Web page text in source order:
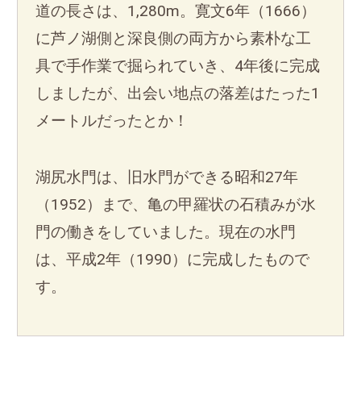
道の長さは、1,280m。寛文6年（1666）
に芦ノ湖側と深良側の両方から素朴な工
具で手作業で掘られていき、4年後に完成
しましたが、出会い地点の落差はたった1
メートルだったとか！
湖尻水門は、旧水門ができる昭和27年
（1952）まで、亀の甲羅状の石積みが水
門の働きをしていました。現在の水門
は、平成2年（1990）に完成したもので
す。